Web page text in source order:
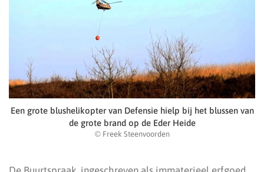
Een grote blushelikopter van Defensie hielp bij het blussen van
de grote brand op de Eder Heide
© Freek Steenvoorden